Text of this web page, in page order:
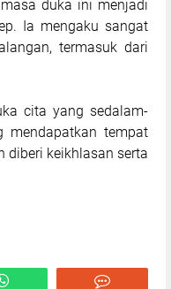
duka ini menjadi
Ia mengaku sangat
termasuk dari
cita yang sedalam-
mendapatkan tempat
diberi keikhlasan serta